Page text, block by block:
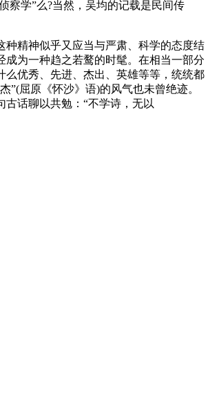
察学”么?当然，吴均的记载是民间传
精神似乎又应当与严肃、科学的态度结
为一种趋之若鹜的时髦。在相当一部分
优秀、先进、杰出、英雄等等，统统都
屈原《怀沙》语)的风气也未曾绝迹。
话聊以共勉：“不学诗，无以